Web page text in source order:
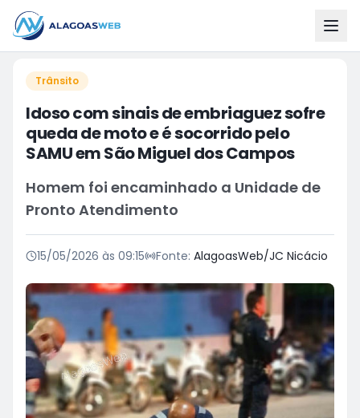
Trânsito
Idoso com sinais de embriaguez sofre
queda de moto e é socorrido pelo
SAMU em São Miguel dos Campos
Homem foi encaminhado a Unidade de
Pronto Atendimento
15/05/2026 às 09:15 Fonte: AlagoasWeb/JC Nicácio